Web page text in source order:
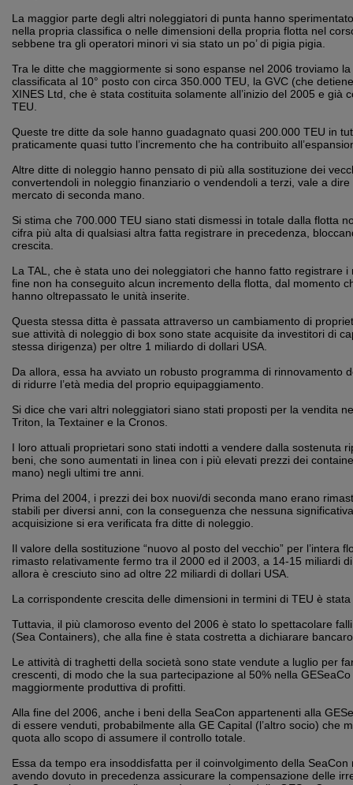
La maggior parte degli altri noleggiatori di punta hanno
nella propria classifica o nelle dimensioni della propria flotta nel
sebbene tra gli operatori minori vi sia stato un po’ di pigia pigia.
Tra le ditte che maggiormente si sono espanse nel 2006 troviamo
classificata al 10° posto con circa 350.000 TEU, la GVC (che
XINES Ltd, che è stata costituita solamente all’inizio del 2005 e già
TEU.
Queste tre ditte da sole hanno guadagnato quasi 200.000 TEU in
praticamente quasi tutto l’incremento che ha contribuito
Altre ditte di noleggio hanno pensato di più alla sostituzione dei
convertendoli in noleggio finanziario o vendendoli a terzi, vale a
mercato di seconda mano.
Si stima che 700.000 TEU siano stati dismessi in totale dalla flotta
cifra più alta di qualsiasi altra fatta registrare in precedenza,
crescita.
La TAL, che è stata uno dei noleggiatori che hanno fatto registrare i
fine non ha conseguito alcun incremento della flotta, dal momento
hanno oltrepassato le unità inserite.
Questa stessa ditta è passata attraverso un cambiamento di
sue attività di noleggio di box sono state acquisite da investitori di
stessa dirigenza) per oltre 1 miliardo di dollari USA.
Da allora, essa ha avviato un robusto programma di rinnovamento
di ridurre l’età media del proprio equipaggiamento.
Si dice che vari altri noleggiatori siano stati proposti per la vendita
Triton, la Textainer e la Cronos.
I loro attuali proprietari sono stati indotti a vendere dalla sostenuta
beni, che sono aumentati in linea con i più elevati prezzi dei
mano) negli ultimi tre anni.
Prima del 2004, i prezzi dei box nuovi/di seconda mano erano
stabili per diversi anni, con la conseguenza che nessuna
acquisizione si era verificata fra ditte di noleggio.
Il valore della sostituzione “nuovo al posto del vecchio” per l’intera
rimasto relativamente fermo tra il 2000 ed il 2003, a 14-15 miliardi
allora è cresciuto sino ad oltre 22 miliardi di dollari USA.
La corrispondente crescita delle dimensioni in termini di TEU è
Tuttavia, il più clamoroso evento del 2006 è stato lo spettacolare
(Sea Containers), che alla fine è stata costretta a dichiarare
Le attività di traghetti della società sono state vendute a luglio per
crescenti, di modo che la sua partecipazione al 50% nella
maggiormente produttiva di profitti.
Alla fine del 2006, anche i beni della SeaCon appartenenti alla
di essere venduti, probabilmente alla GE Capital (l’altro socio) che
quota allo scopo di assumere il controllo totale.
Essa da tempo era insoddisfatta per il coinvolgimento della SeaCon
avendo dovuto in precedenza assicurare la compensazione delle